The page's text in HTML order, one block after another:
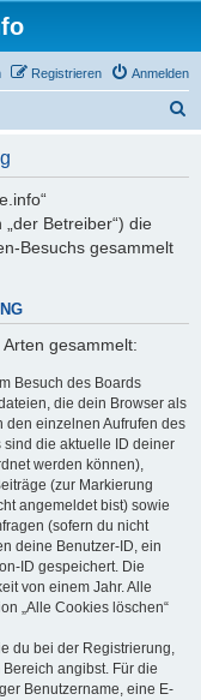
Anmelden
Registrieren
Betreiber“) die
Besuchs gesammelt
gesammelt:
Besuch des Boards
die dein Browser als
einzelnen Aufrufen des
die aktuelle ID deiner
werden können),
(zur Markierung
angemeldet bist) sowie
(sofern du nicht
deine Benutzer-ID, ein
ID gespeichert. Die
von einem Jahr. Alle
„Alle Cookies löschen“
du bei der Registrierung,
angibst. Für die
Benutzername, eine E-